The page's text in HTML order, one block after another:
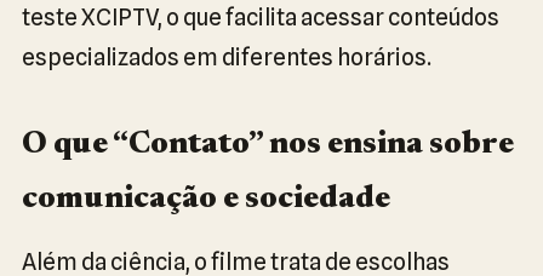
teste XCIPTV, o que facilita acessar conteúdos
especializados em diferentes horários.
O que “Contato” nos ensina sobre
comunicação e sociedade
Além da ciência, o filme trata de escolhas